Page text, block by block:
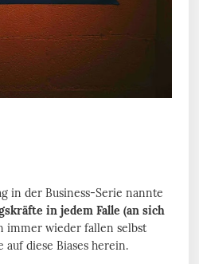
in der Business-Serie nannte
in jedem Falle (an sich
immer wieder fallen selbst
diese Biases herein.